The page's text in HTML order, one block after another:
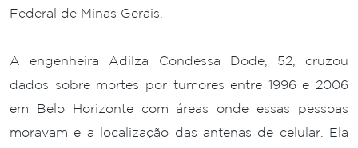
Federal de Minas Gerais.
A engenheira Adilza Condessa Dode, 52, cruzou
dados sobre mortes por tumores entre 1996 e 2006
em Belo Horizonte com áreas onde essas pessoas
moravam e a localização das antenas de celular. Ela